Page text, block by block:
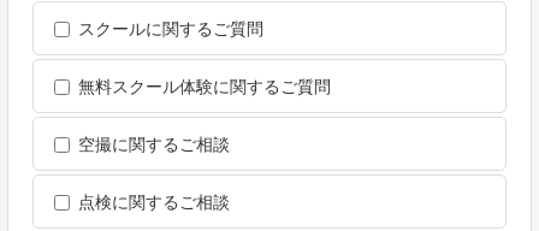
株式会社住まいあんしん俱楽部でお預かりした個人情報等を、
以下のいずれかに該当する場合を除き、第三者へ提供、取り扱
いを委託することはありません。
①お客様の事前の承諾を得た場合
②業務委託会社に対して、お客様に明示した利用目的の達成の
ために必要な範囲で個人情報等の取扱いを委託する場合
③法令の定めにより提供を求められた場合
スクールに関するご質問
無料スクール体験に関するご質問
空撮に関するご相談
点検に関するご相談